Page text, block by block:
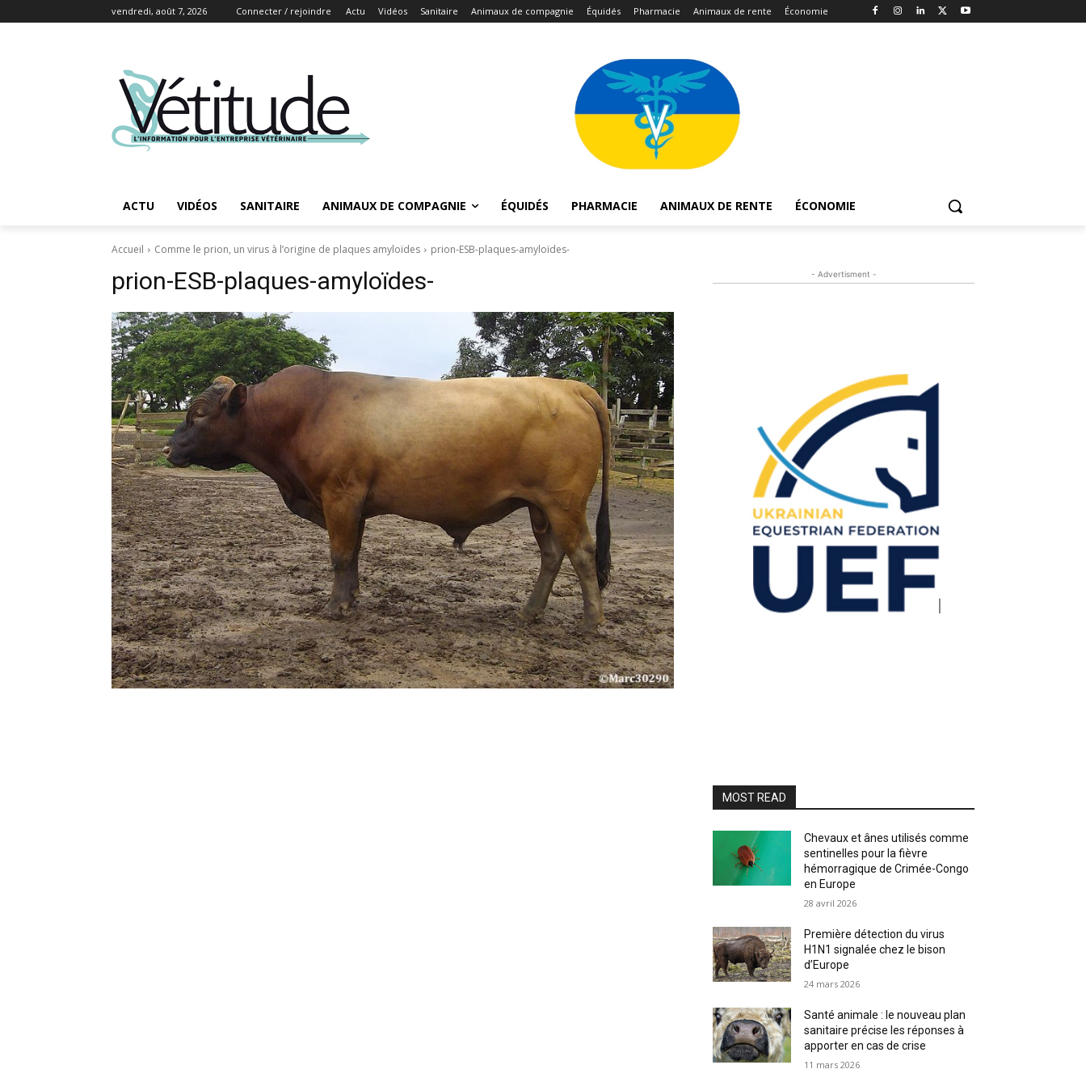
vendredi, août 7, 2026 Connecter / rejoindre Actu Vidéos Sanitaire Animaux de compagnie Équidés Pharmacie Animaux de rente Économie
ACTU VIDÉOS SANITAIRE ANIMAUX DE COMPAGNIE ÉQUIDÉS PHARMACIE ANIMAUX DE RENTE ÉCONOMIE
Accueil Comme le prion, un virus à l’origine de plaques amyloïdes prion-ESB-plaques-amyloïdes-
prion-ESB-plaques-amyloïdes- - Advertisment -
MOST READ
Chevaux et ânes utilisés comme
sentinelles pour la fièvre
hémorragique de Crimée-Congo
en Europe
28 avril 2026
Première détection du virus
H1N1 signalée chez le bison
d’Europe
24 mars 2026
Santé animale : le nouveau plan
sanitaire précise les réponses à
apporter en cas de crise
11 mars 2026